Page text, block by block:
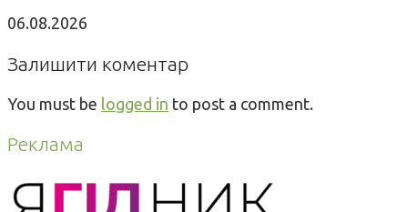
06.08.2026
Залишити коментар
You must be logged in to post a comment.
Реклама